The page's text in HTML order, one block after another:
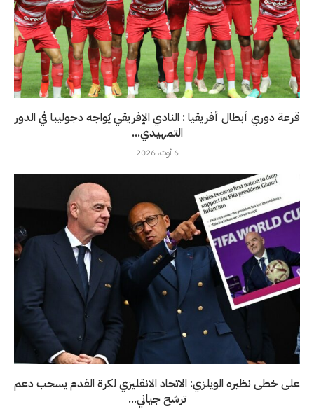
قرعة دوري أبطال أفريقيا : النادي الإفريقي يُواجه دجوليبا في الدور
التمهيدي...
6 أوت، 2026
على خطى نظيره الويلزي: الاتحاد الانقليزي لكرة القدم يسحب دعم
ترشح جياني...